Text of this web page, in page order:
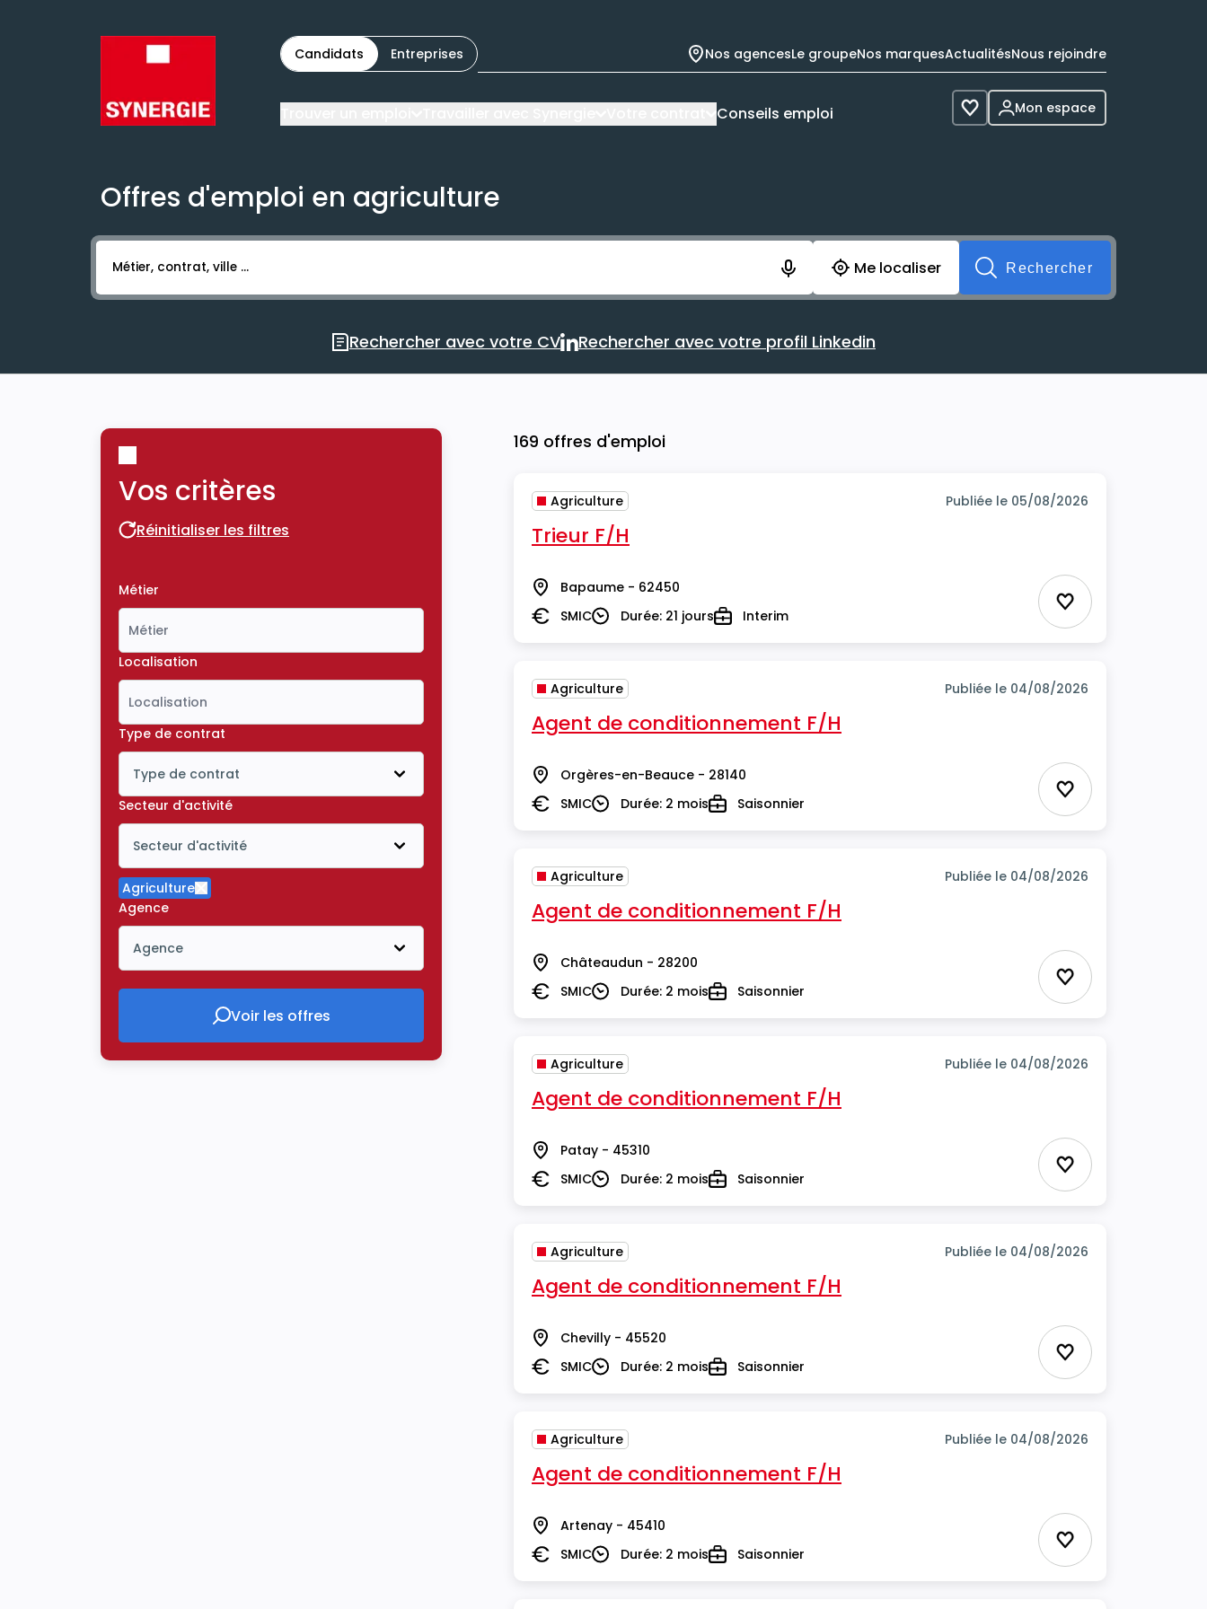
Candidats Entreprises Nos agencesLe groupeNos marquesActualitésNous rejoindre
Conseils emploi Voir les favoris
Mon espace
Offres d'emploi en agriculture
Activer l’élément pour lancer l’enregistrement. Vous aurez 10 secondes pour enregistrer votre recherche avant soumission du formulaire. Vous
Me localiser
Rechercher
Rechercher avec votre CV
Rechercher avec votre CV
Rechercher avec votre profil Linkedin
Rechercher avec votre profil Linkedin
Vos critères
Réinitialiser les filtres
Réinitialiser les filtres
Métier
Localisation
Type de contrat
Type de contrat
Icône ouvrir la liste déroulante
Secteur d'activité
Secteur d'activité
Icône ouvrir la liste déroulante
Agriculture
Supprimer le critère Agriculture
Agence
Agence
Icône ouvrir la liste déroulante
Voir les offres
Voir les offres
169 offres d'emploi
Agriculture Publiée le 05/08/2026
Trieur F/H
Lieu Bapaume - 62450
Salaire
SMICDuréeDurée: 21 joursTypeInterim Ajouter aux
Agriculture Publiée le 04/08/2026
Agent de conditionnement F/H
Lieu Orgères-en-Beauce - 28140
Salaire
SMICDuréeDurée: 2 moisTypeSaisonnier Ajouter aux
Agriculture Publiée le 04/08/2026
Agent de conditionnement F/H
Lieu Châteaudun - 28200
Salaire
SMICDuréeDurée: 2 moisTypeSaisonnier Ajouter aux
Agriculture Publiée le 04/08/2026
Agent de conditionnement F/H
Lieu Patay - 45310
Salaire
SMICDuréeDurée: 2 moisTypeSaisonnier Ajouter aux
Agriculture Publiée le 04/08/2026
Agent de conditionnement F/H
Lieu Chevilly - 45520
Salaire
SMICDuréeDurée: 2 moisTypeSaisonnier Ajouter aux
Agriculture Publiée le 04/08/2026
Agent de conditionnement F/H
Lieu Artenay - 45410
Salaire
SMICDuréeDurée: 2 moisTypeSaisonnier Ajouter aux